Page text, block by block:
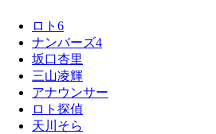
ロト6
ナンバーズ4
坂口杏里
三山凌輝
アナウンサー
ロト探偵
天川そら